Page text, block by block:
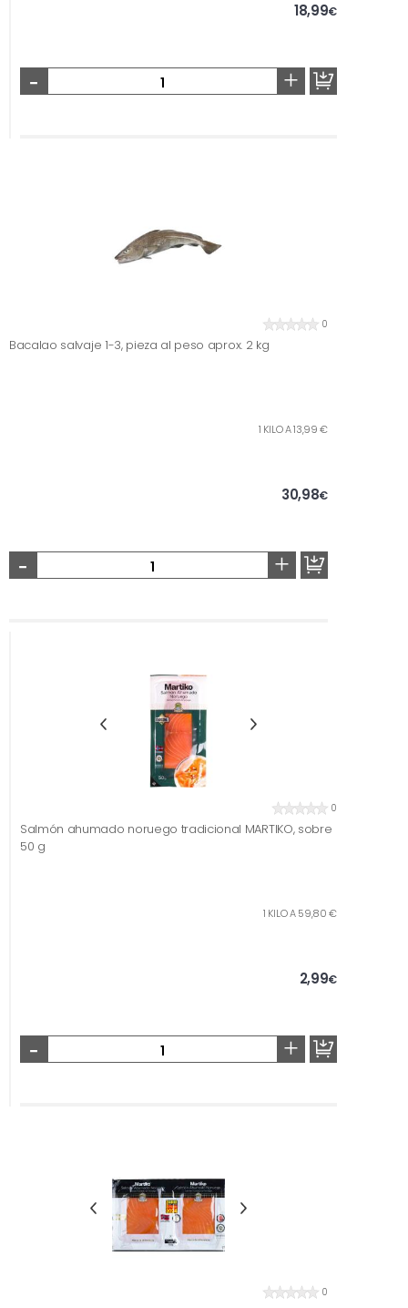
18,99€
- +
0
Bacalao salvaje 1-3, pieza al peso aprox. 2 kg
1 KILO A 13,99 €
30,98€
- +
0
Salmón ahumado noruego tradicional MARTIKO, sobre
50 g
1 KILO A 59,80 €
2,99€
- +
0